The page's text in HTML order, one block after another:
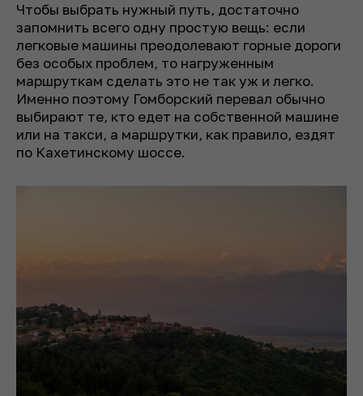
Чтобы выбрать нужный путь, достаточно
запомнить всего одну простую вещь: если
легковые машины преодолевают горные дороги
без особых проблем, то нагруженным
маршруткам сделать это не так уж и легко.
Именно поэтому Гомборский перевал обычно
выбирают те, кто едет на собственной машине
или на такси, а маршрутки, как правило, ездят
по Кахетинскому шоссе.